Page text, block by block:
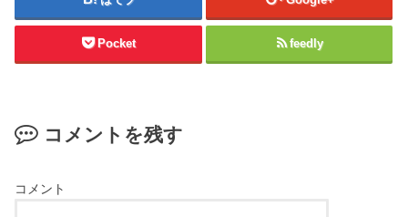
Pocket feedly
コメントを残す
コメント